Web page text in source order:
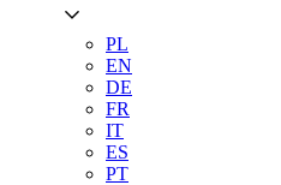
PL
EN
DE
FR
IT
ES
PT